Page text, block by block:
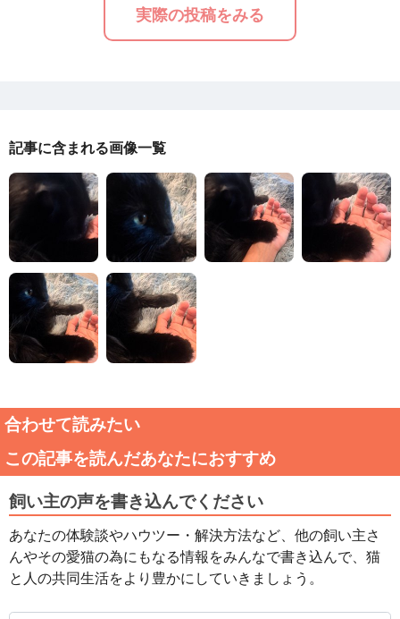
実際の投稿をみる
記事に含まれる画像一覧
合わせて読みたい
この記事を読んだあなたにおすすめ
飼い主の声を書き込んでください
あなたの体験談やハウツー・解決方法など、他の飼い主さ
んやその愛猫の為にもなる情報をみんなで書き込んで、猫
と人の共同生活をより豊かにしていきましょう。